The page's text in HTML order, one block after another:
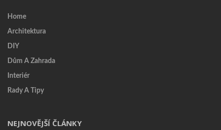
Home
Architektura
DIY
Dům A Zahrada
Interiér
Rady A Tipy
NEJNOVĚJŠÍ ČLÁNKY